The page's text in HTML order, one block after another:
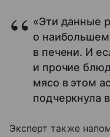
«Эти данные
о
в печени. И
и прочие
мясо в этом
подчеркнула
Эксперт также